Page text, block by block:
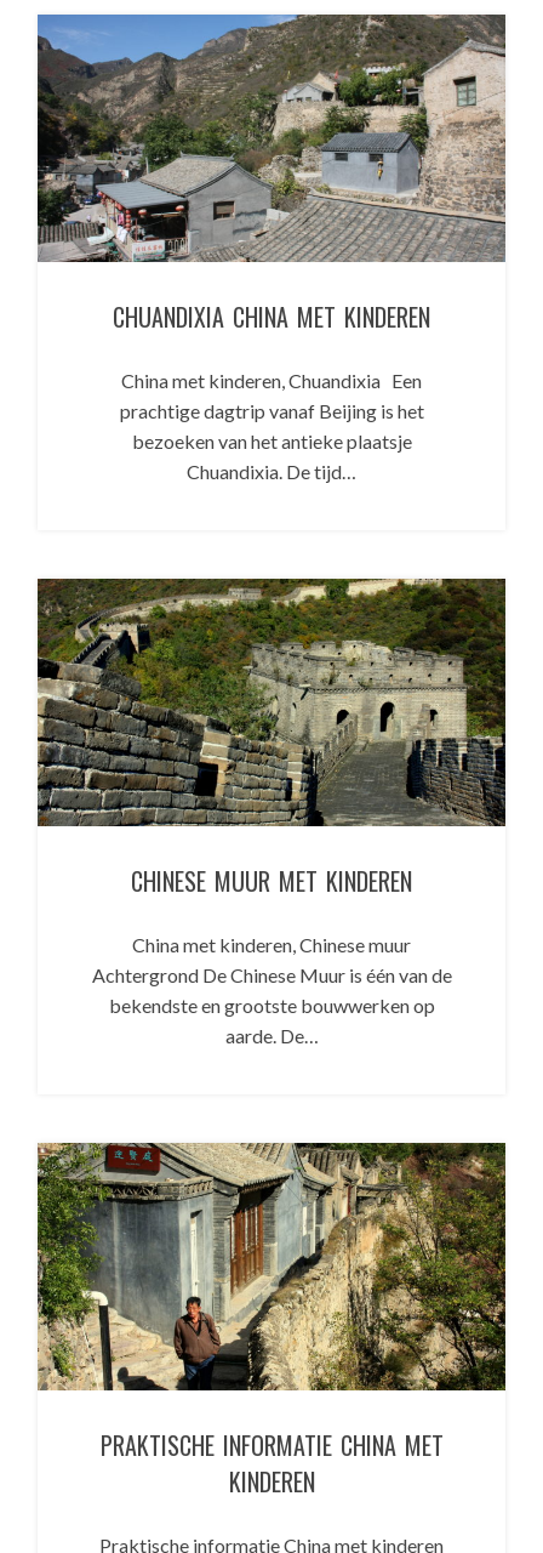
CHUANDIXIA CHINA MET KINDEREN
China met kinderen, Chuandixia Een
prachtige dagtrip vanaf Beijing is het
bezoeken van het antieke plaatsje
Chuandixia. De tijd…
CHINESE MUUR MET KINDEREN
China met kinderen, Chinese muur
Achtergrond De Chinese Muur is één van de
bekendste en grootste bouwwerken op
aarde. De…
PRAKTISCHE INFORMATIE CHINA MET
KINDEREN
Praktische informatie China met kinderen